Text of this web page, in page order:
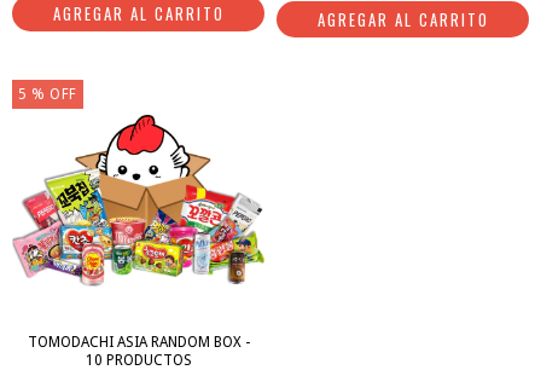
5 % OFF
TOMODACHI ASIA RANDOM BOX -
10 PRODUCTOS